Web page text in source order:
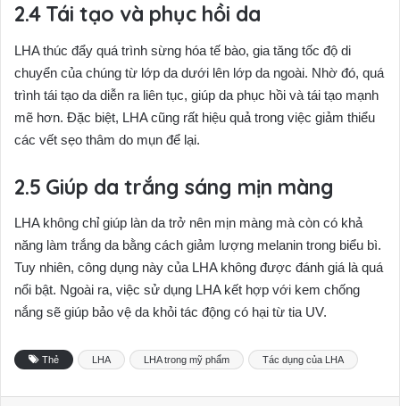
Tái tạo và phục hồi da
LHA thúc đẩy quá trình sừng hóa tế bào, gia tăng tốc độ di
chuyển của chúng từ lớp da dưới lên lớp da ngoài. Nhờ đó, quá
trình tái tạo da diễn ra liên tục, giúp da phục hồi và tái tạo mạnh
mẽ hơn. Đặc biệt, LHA cũng rất hiệu quả trong việc giảm thiểu
các vết sẹo thâm do mụn để lại.
Giúp da trắng sáng mịn màng
LHA không chỉ giúp làn da trở nên mịn màng mà còn có khả
năng làm trắng da bằng cách giảm lượng melanin trong biểu bì.
Tuy nhiên, công dụng này của LHA không được đánh giá là quá
nổi bật. Ngoài ra, việc sử dụng LHA kết hợp với kem chống
nắng sẽ giúp bảo vệ da khỏi tác động có hại từ tia UV.
Thẻ LHA LHA trong mỹ phẩm Tác dụng của LHA